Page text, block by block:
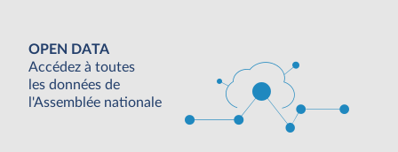
OPEN DATA
Accédez à toutes
les données de
l'Assemblée nationale